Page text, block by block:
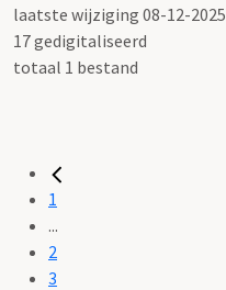
laatste wijziging 08-12-2025
17 gedigitaliseerd
totaal 1 bestand
1
...
2
3